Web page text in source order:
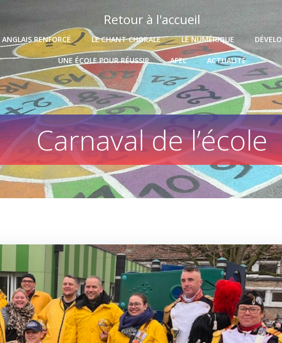
Retour à l'accueil
ANGLAIS RENFORCÉ LE CHANT CHORALE LE NUMÉRIQUE
UNE ÉCOLE POUR RÉUSSIR APEL ACTUALITÉ
Carnaval de l’école